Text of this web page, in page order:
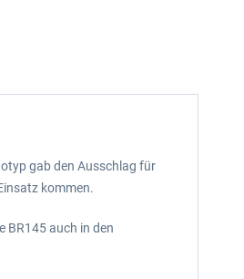
gab den Ausschlag für
kommen.
BR145 auch in den